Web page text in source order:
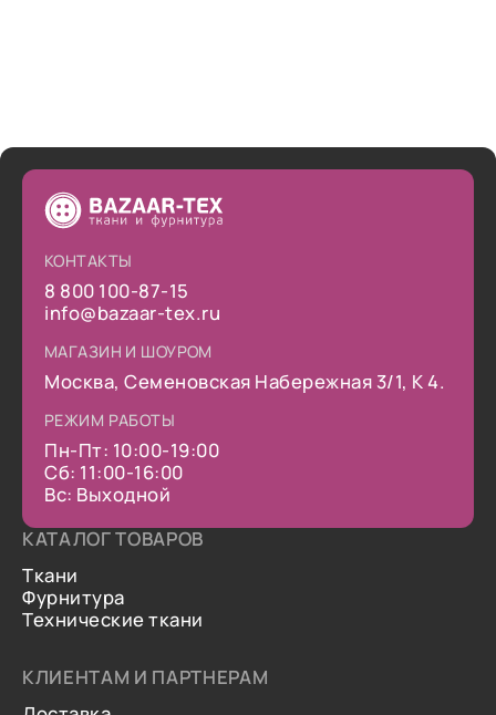
КОНТАКТЫ
8 800 100-87-15
info@bazaar-tex.ru
МАГАЗИН И ШОУРОМ
Москва, Семеновская Набережная 3/1, К 4.
РЕЖИМ РАБОТЫ
Пн-Пт: 10:00-19:00
Сб: 11:00-16:00
Вс: Выходной
КАТАЛОГ ТОВАРОВ
Ткани
Фурнитура
Технические ткани
КЛИЕНТАМ И ПАРТНЕРАМ